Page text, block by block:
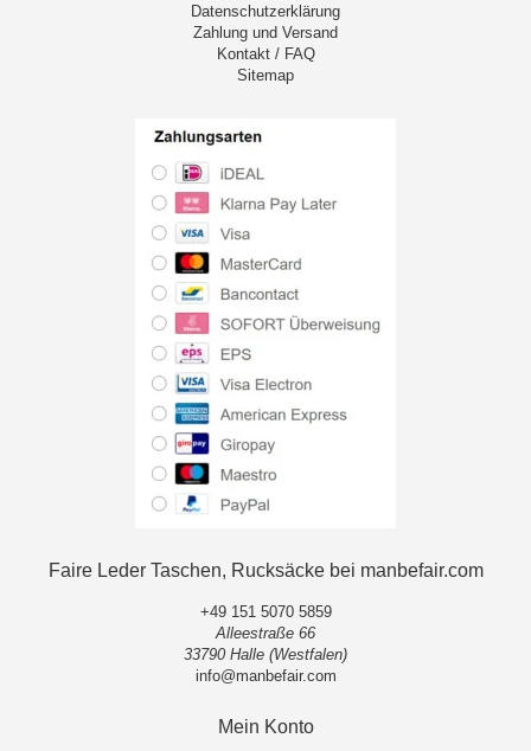
Datenschutzerklärung
Zahlung und Versand
Kontakt / FAQ
Sitemap
Faire Leder Taschen, Rucksäcke bei manbefair.com
+49 151 5070 5859
Alleestraße 66
33790 Halle (Westfalen)
info@manbefair.com
Mein Konto